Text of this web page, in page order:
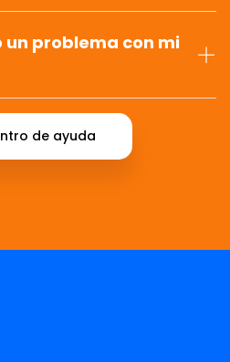
un problema con mi
de ayuda